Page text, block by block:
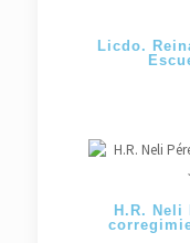
Licdo.
H.R. Neli